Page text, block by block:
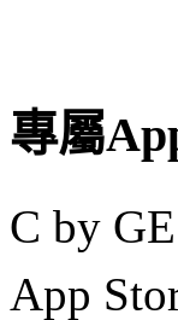
專屬
C by
App